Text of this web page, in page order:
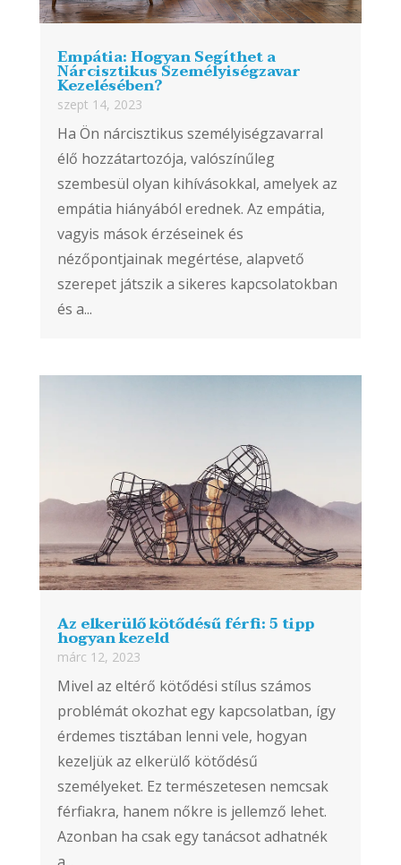
Empátia: Hogyan Segíthet a
Nárcisztikus Személyiségzavar
Kezelésében?
szept 14, 2023
Ha Ön nárcisztikus személyiségzavarral
élő hozzátartozója, valószínűleg
szembesül olyan kihívásokkal, amelyek az
empátia hiányából erednek. Az empátia,
vagyis mások érzéseinek és
nézőpontjainak megértése, alapvető
szerepet játszik a sikeres kapcsolatokban
és a...
Az elkerülő kötődésű férfi: 5 tipp
hogyan kezeld
márc 12, 2023
Mivel az eltérő kötődési stílus számos
problémát okozhat egy kapcsolatban, így
érdemes tisztában lenni vele, hogyan
kezeljük az elkerülő kötődésű
személyeket. Ez természetesen nemcsak
férfiakra, hanem nőkre is jellemző lehet.
Azonban ha csak egy tanácsot adhatnék